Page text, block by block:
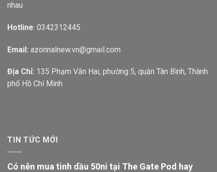
nhau
Hotline: 0342312445
Email: azonnalnew.vn@gmail.com
Địa Chỉ: 135 Phạm Văn Hai, phường 5, quận Tân Bình, Thành
phố Hồ Chí Minh
TIN TỨC MỚI
Có nên mua tinh dầu 50ni tại The Gate Pod hay